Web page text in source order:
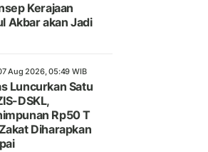
Kerajaan
Akbar akan Jadi
Aug 2026, 05:49 WIB
Luncurkan Satu
DSKL,
Rp50 T
Diharapkan